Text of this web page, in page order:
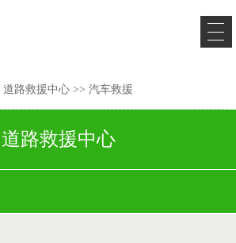
道路救援中心 >> 汽车救援
道路救援中心